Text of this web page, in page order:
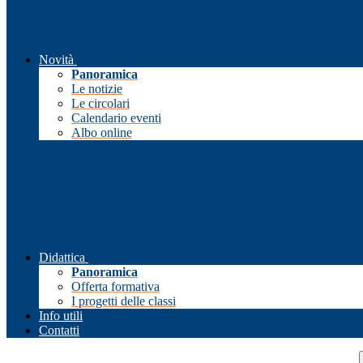
Novità
Panoramica
Le notizie
Le circolari
Calendario eventi
Albo online
Didattica
Panoramica
Offerta formativa
I progetti delle classi
Info utili
Contatti